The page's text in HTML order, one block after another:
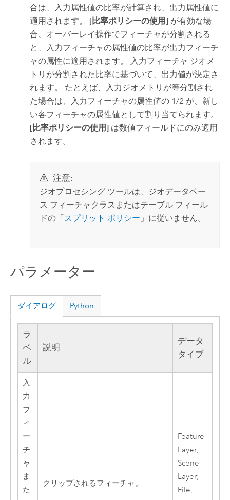
合は、入力属性値の比率が計算され、出力属性値に
適用されます。 [比率ポリシーの使用] が有効な場
合、オーバーレイ操作でフィーチャが分割される
と、入力フィーチャの属性値の比率が出力フィーチ
ャの属性に適用されます。 入力フィーチャ ジオメ
トリが分割された比率に基づいて、出力値が決定さ
れます。 たとえば、入力ジオメトリが等分割され
た場合は、入力フィーチャの属性値の 1/2 が、新し
い各フィーチャの属性値として割り当てられます。
[比率ポリシーの使用] は数値フィールドにのみ適用
されます。
注意:
ジオプロセシング ツールは、ジオデータベー
ス フィーチャクラスまたはテーブル フィール
ドの「 スプリット ポリシー 」に従いません。
パラメーター
ダイアログ Python
ラ
ベ
ル
説明
データ
タイプ
入
力
フ
ィ
ー
チ
ャ
ま
た
クリップされるフィーチャ。
Feature
Layer;
Scene
Layer;
File;